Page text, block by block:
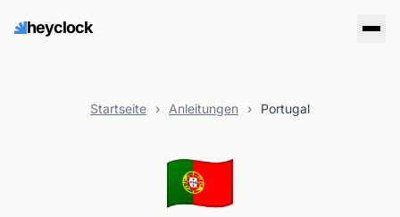
heyclock
Startseite › Anleitungen › Portugal
🇵🇹